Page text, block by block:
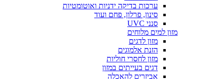
ערכות בדיקה ידניות ואוטומטיות
סינון, פרלון, פחם ועוד
סנני UVC
מזון למים מלוחים
מזון לדגים
הזנת אלמוגים
מזון לחסרי חוליות
דגים בעייתים במזון
אביזרים להאכלה